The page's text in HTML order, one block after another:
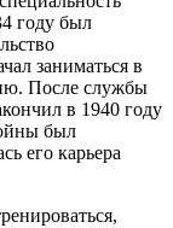
году был
заниматься в
После службы
в 1940 году
был
его карьера